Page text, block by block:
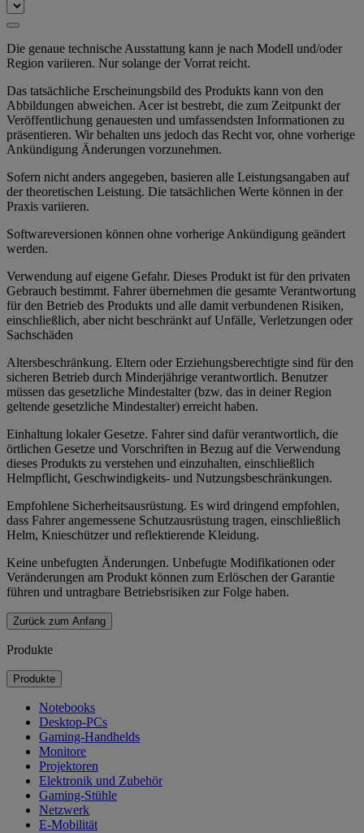
Die genaue technische Ausstattung kann je nach Modell und/oder
Region variieren. Nur solange der Vorrat reicht.
Das tatsächliche Erscheinungsbild des Produkts kann von den
Abbildungen abweichen. Acer ist bestrebt, die zum Zeitpunkt der
Veröffentlichung genauesten und umfassendsten Informationen zu
präsentieren. Wir behalten uns jedoch das Recht vor, ohne vorherige
Ankündigung Änderungen vorzunehmen.
Sofern nicht anders angegeben, basieren alle Leistungsangaben auf
der theoretischen Leistung. Die tatsächlichen Werte können in der
Praxis variieren.
Softwareversionen können ohne vorherige Ankündigung geändert
werden.
Verwendung auf eigene Gefahr. Dieses Produkt ist für den privaten
Gebrauch bestimmt. Fahrer übernehmen die gesamte Verantwortung
für den Betrieb des Produkts und alle damit verbundenen Risiken,
einschließlich, aber nicht beschränkt auf Unfälle, Verletzungen oder
Sachschäden
Altersbeschränkung. Eltern oder Erziehungsberechtigte sind für den
sicheren Betrieb durch Minderjährige verantwortlich. Benutzer
müssen das gesetzliche Mindestalter (bzw. das in deiner Region
geltende gesetzliche Mindestalter) erreicht haben.
Einhaltung lokaler Gesetze. Fahrer sind dafür verantwortlich, die
örtlichen Gesetze und Vorschriften in Bezug auf die Verwendung
dieses Produkts zu verstehen und einzuhalten, einschließlich
Helmpflicht, Geschwindigkeits- und Nutzungsbeschränkungen.
Empfohlene Sicherheitsausrüstung. Es wird dringend empfohlen,
dass Fahrer angemessene Schutzausrüstung tragen, einschließlich
Helm, Knieschützer und reflektierende Kleidung.
Keine unbefugten Änderungen. Unbefugte Modifikationen oder
Veränderungen am Produkt können zum Erlöschen der Garantie
führen und untragbare Betriebsrisiken zur Folge haben.
Zurück zum Anfang
Produkte
Produkte
Notebooks
Desktop-PCs
Gaming-Handhelds
Monitore
Projektoren
Elektronik und Zubehör
Gaming-Stühle
Netzwerk
E-Mobilität